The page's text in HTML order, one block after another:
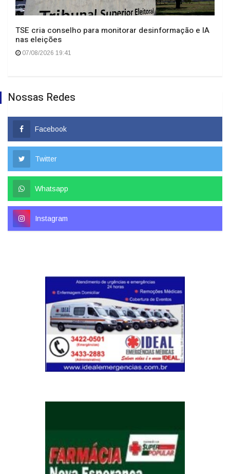
TSE cria conselho para monitorar desinformação e IA
nas eleições
07/08/2026 19:41
Nossas Redes
Facebook
Twitter
Whatsapp
Instagram